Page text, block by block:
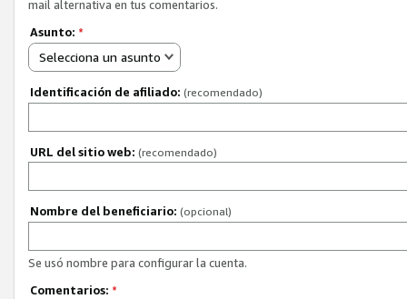
mail alternativa en tus comentarios.
Asunto: *
Selecciona un asunto
Identificación de afiliado: (recomendado)
URL del sitio web: (recomendado)
Nombre del beneficiario: (opcional)
Se usó nombre para configurar la cuenta.
Comentarios: *